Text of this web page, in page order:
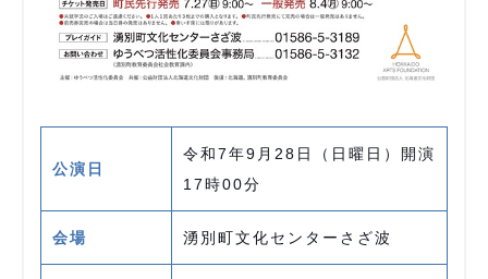
公演日
令和7年9月28日（日曜日）開演
17時00分
会場 湧別町文化センターさざ波